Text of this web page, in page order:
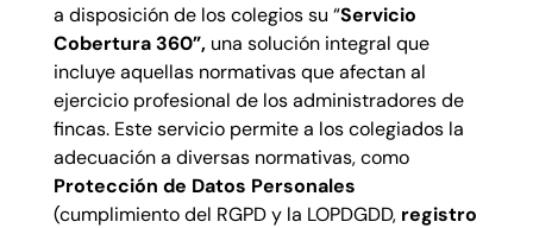
a disposición de los colegios su “Servicio
Cobertura 360”,una solución integral que
incluye aquellas normativas que afectan al
ejercicio profesional de los administradores de
fincas. Este servicio permite a los colegiados la
adecuación a diversas normativas, como
Protección de Datos Personales
(cumplimiento del RGPD y la LOPDGDD, registro